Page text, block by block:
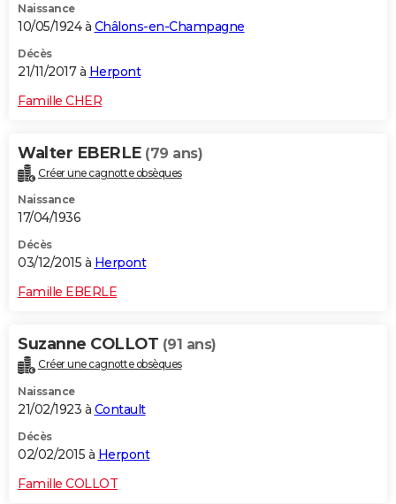
Naissance
10/05/1924 à Châlons-en-Champagne
Décès
21/11/2017 à Herpont
Famille CHER
Walter EBERLE (79 ans)
Créer une cagnotte obsèques
Naissance
17/04/1936
Décès
03/12/2015 à Herpont
Famille EBERLE
Suzanne COLLOT (91 ans)
Créer une cagnotte obsèques
Naissance
21/02/1923 à Contault
Décès
02/02/2015 à Herpont
Famille COLLOT